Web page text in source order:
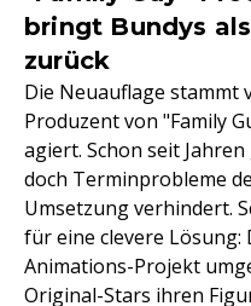
bringt Bundys
zurück
Die Neuauflage stammt
Produzent von "Family
agiert. Schon seit
doch Terminprobleme
Umsetzung verhindert.
für eine clevere Lösung:
Animations-Projekt
Original-Stars ihren